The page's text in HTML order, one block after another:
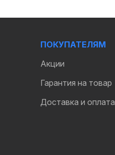
ПОКУПАТЕЛЯМ
Акции
Гарантия на товар
Доставка и оплата